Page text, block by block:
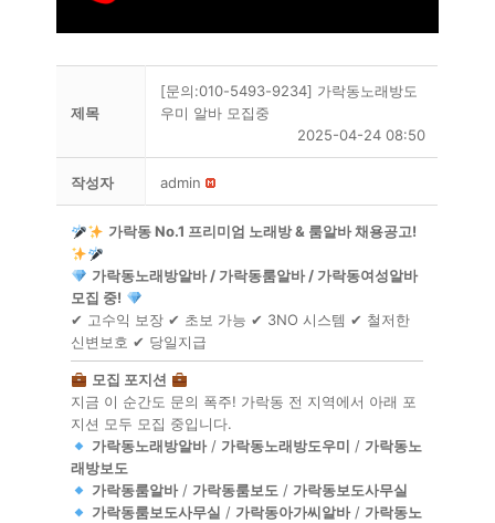
제목
[문의:010-5493-9234] 가락동노래방도
우미 알바 모집중
2025-04-24 08:50
작성자 admin
가락동 No.1 프리미엄 노래방 & 룸알바 채용공고!
가락동노래방알바 / 가락동룸알바 / 가락동여성알바
모집 중!
✔ 고수익 보장 ✔ 초보 가능 ✔ 3NO 시스템 ✔ 철저한
신변보호 ✔ 당일지급
모집 포지션
지금 이 순간도 문의 폭주! 가락동 전 지역에서 아래 포
지션 모두 모집 중입니다.
가락동노래방알바/ 가락동노래방도우미 / 가락동노
래방보도
가락동룸알바/ 가락동룸보도 / 가락동보도사무실
가락동룸보도사무실 / 가락동아가씨알바/ 가락동노